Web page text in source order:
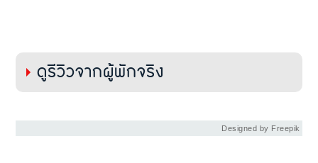
ดูรีวิวจากผู้พักจริง
Designed by Freepik